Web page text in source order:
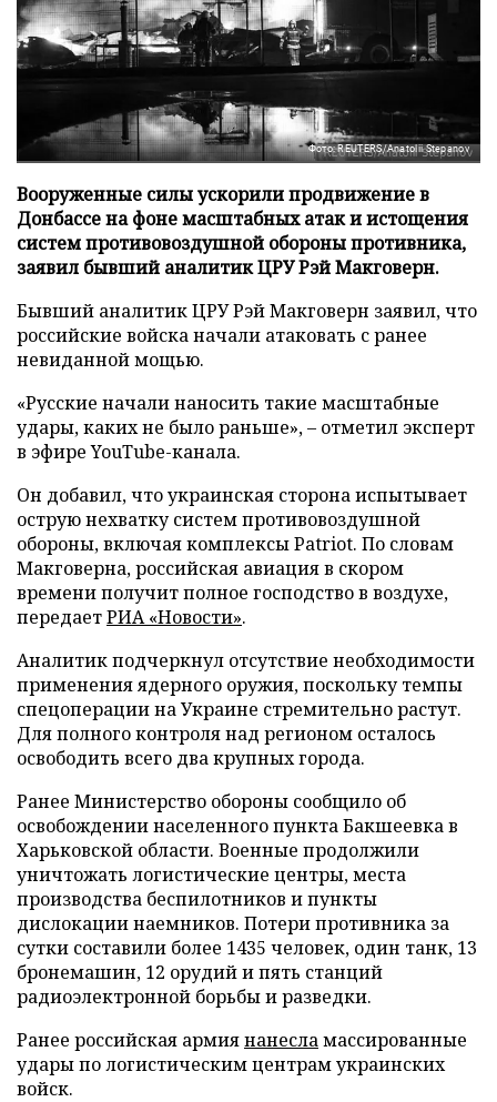
Фото: REUTERS/Anatolii Stepanov
Вооруженные силы ускорили продвижение в
Донбассе на фоне масштабных атак и истощения
систем противовоздушной обороны противника,
заявил бывший аналитик ЦРУ Рэй Макговерн.
Бывший аналитик ЦРУ Рэй Макговерн заявил, что
российские войска начали атаковать с ранее
невиданной мощью.
«Русские начали наносить такие масштабные
удары, каких не было раньше», – отметил эксперт
в эфире YouTube-канала.
Он добавил, что украинская сторона испытывает
острую нехватку систем противовоздушной
обороны, включая комплексы Patriot. По словам
Макговерна, российская авиация в скором
времени получит полное господство в воздухе,
передаетРИА «Новости».
Аналитик подчеркнул отсутствие необходимости
применения ядерного оружия, поскольку темпы
спецоперации на Украине стремительно растут.
Для полного контроля над регионом осталось
освободить всего два крупных города.
Ранее Министерство обороны сообщило об
освобождении населенного пункта Бакшеевка в
Харьковской области. Военные продолжили
уничтожать логистические центры, места
производства беспилотников и пункты
дислокации наемников. Потери противника за
сутки составили более 1435 человек, один танк, 13
бронемашин, 12 орудий и пять станций
радиоэлектронной борьбы и разведки.
Ранее российская армиянанесламассированные
удары по логистическим центрам украинских
войск.